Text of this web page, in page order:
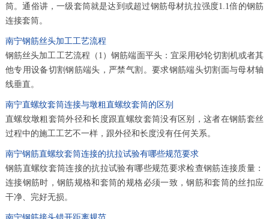
筒。通俗讲，一级套筒就是达到或超过钢筋母材抗拉强度1.1倍的钢筋
连接套筒。
南宁钢筋丝头加工工艺流程
钢筋丝头加工工艺流程（1）钢筋端面平头：宜采用砂轮切割机或者其
他专用设备切割钢筋端头，严禁气割。要求钢筋端头切割面与母材轴
线垂直。
南宁直螺纹套筒连接与墩粗直螺纹套筒的区别
直螺纹墩粗套筒外径和长度跟直螺纹套筒没有区别，这者在钢筋套丝
过程中的施工工艺不一样，跟外径和长度没有任何关系。
南宁钢筋直螺纹套筒连接的抗拉试验有哪些规范要求
钢筋直螺纹套筒连接的抗拉试验有哪些规范要求检查钢筋连接质量：
连接钢筋时，钢筋规格和套筒的规格必须一致，钢筋和套筒的丝扣应
干净、完好无损。